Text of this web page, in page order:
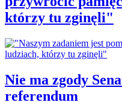
którzy tu zginęli"
Nie ma zgody
referendum